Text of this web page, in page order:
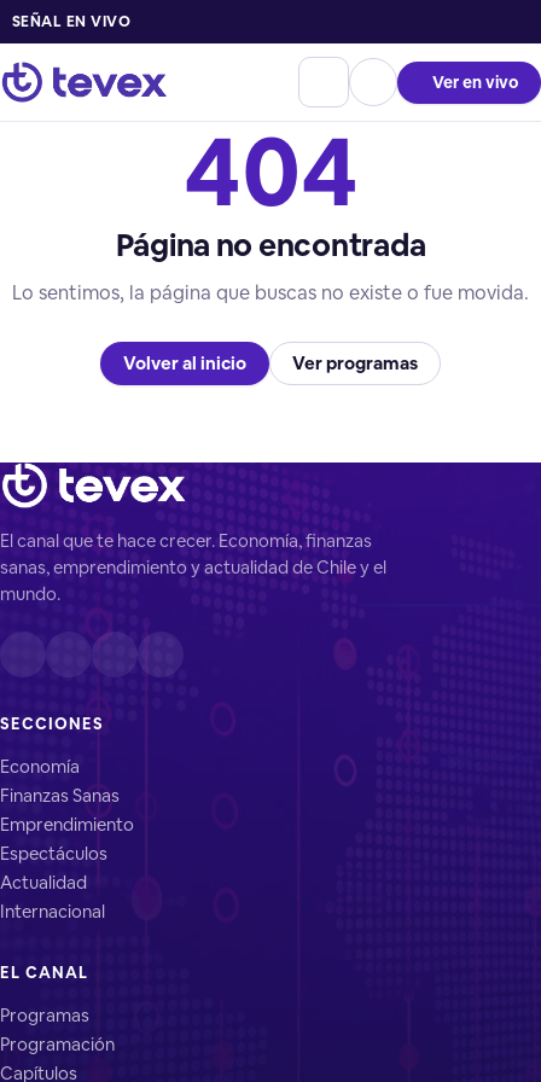
SEÑAL EN VIVO
Ver en vivo
404
Página no encontrada
Lo sentimos, la página que buscas no existe o fue movida.
Volver al inicio Ver programas
El canal que te hace crecer. Economía, finanzas
sanas, emprendimiento y actualidad de Chile y el
mundo.
SECCIONES
Economía
Finanzas Sanas
Emprendimiento
Espectáculos
Actualidad
Internacional
EL CANAL
Programas
Programación
Capítulos